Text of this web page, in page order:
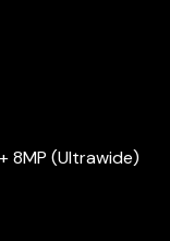
8MP (Ultrawide)